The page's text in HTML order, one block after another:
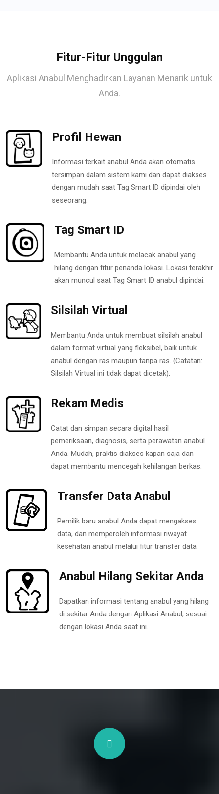
Fitur-Fitur Unggulan
Aplikasi Anabul Menghadirkan Layanan Menarik untuk
Anda.
Profil Hewan
Informasi terkait anabul Anda akan otomatis
tersimpan dalam sistem kami dan dapat diakses
dengan mudah saat Tag Smart ID dipindai oleh
seseorang.
Tag Smart ID
Membantu Anda untuk melacak anabul yang
hilang dengan fitur penanda lokasi. Lokasi terakhir
akan muncul saat Tag Smart ID anabul dipindai.
Silsilah Virtual
Membantu Anda untuk membuat silsilah anabul
dalam format virtual yang fleksibel, baik untuk
anabul dengan ras maupun tanpa ras. (Catatan:
Silsilah Virtual ini tidak dapat dicetak).
Rekam Medis
Catat dan simpan secara digital hasil
pemeriksaan, diagnosis, serta perawatan anabul
Anda. Mudah, praktis diakses kapan saja dan
dapat membantu mencegah kehilangan berkas.
Transfer Data Anabul
Pemilik baru anabul Anda dapat mengakses
data, dan memperoleh informasi riwayat
kesehatan anabul melalui fitur transfer data.
Anabul Hilang Sekitar Anda
Dapatkan informasi tentang anabul yang hilang
di sekitar Anda dengan Aplikasi Anabul, sesuai
dengan lokasi Anda saat ini.